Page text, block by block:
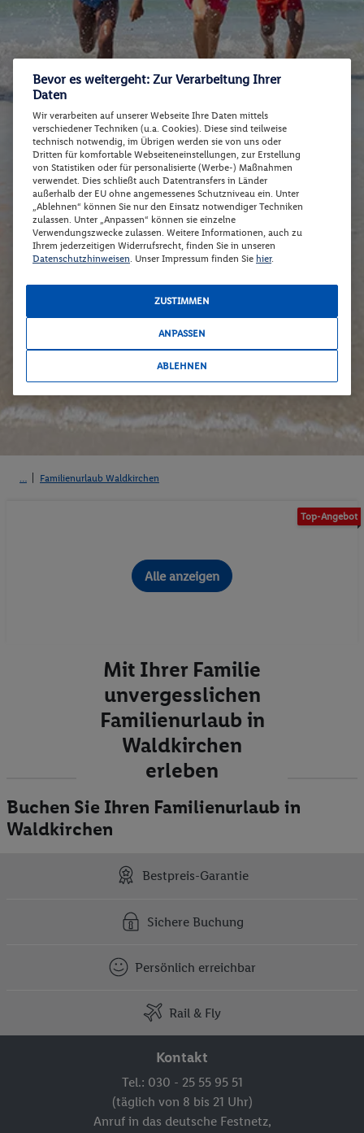
Familienurlaub Waldkirchen
Top-Angebot
Alle anzeigen
Mit Ihrer Familie
unvergesslichen
Familienurlaub in
Waldkirchen
erleben
Buchen Sie Ihren Familienurlaub in
Waldkirchen
Bestpreis-Garantie
Sichere Buchung
Persönlich erreichbar
Rail & Fly
Kontakt
Tel.: 030 - 25 55 95 51
(täglich von 8 bis 21 Uhr)
Anruf in das deutsche Festnetz,
Bevor es weitergeht: Zur Verarbeitung Ihrer
Daten
Wir verarbeiten auf unserer Webseite Ihre Daten mittels
verschiedener Techniken (u.a. Cookies). Diese sind teilweise
technisch notwendig, im Übrigen werden sie von uns oder
Dritten für komfortable Webseiteneinstellungen, zur Erstellung
von Statistiken oder für personalisierte (Werbe-) Maßnahmen
verwendet. Dies schließt auch Datentransfers in Länder
außerhalb der EU ohne angemessenes Schutzniveau ein. Unter
„Ablehnen“ können Sie nur den Einsatz notwendiger Techniken
zulassen. Unter „Anpassen“ können sie einzelne
Verwendungszwecke zulassen. Weitere Informationen, auch zu
Ihrem jederzeitigen Widerrufsrecht, finden Sie in unseren
Datenschutzhinweisen. Unser Impressum finden Sie hier.
ZUSTIMMEN
ANPASSEN
ABLEHNEN